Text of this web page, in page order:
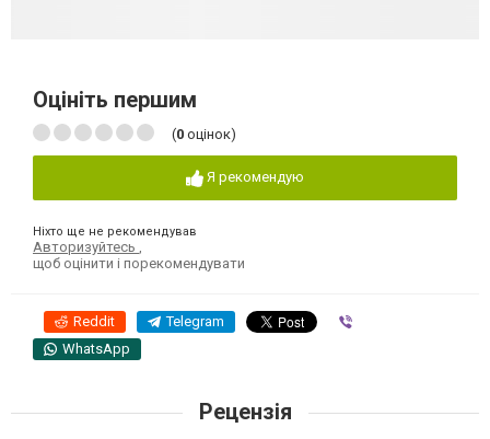
Оцініть першим
(0 оцінок)
Я рекомендую
Ніхто ще не рекомендував
Авторизуйтесь
щоб оцінити і порекомендувати
Reddit Telegram
WhatsApp
Рецензія